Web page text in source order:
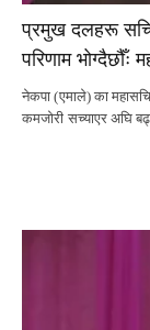
प्रमुख दलहरू
परिणाम भोग्दैछौँः
नेकपा (एमाले) का
कमजोरी सच्याएर अघि